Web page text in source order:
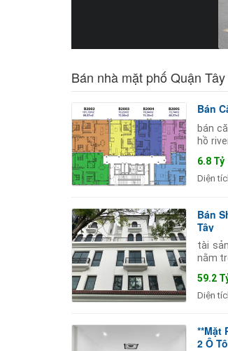
Bán nhà mặt phố Quận
Bán
bán
hồ
6.8 Tỷ
Diện
Bán
Tây
tài
nằm
59.2
Diện
**Mặt
2 Ô